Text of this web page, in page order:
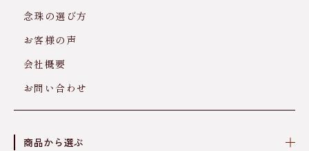
念珠の選び方
お客様の声
会社概要
お問い合わせ
商品から選ぶ